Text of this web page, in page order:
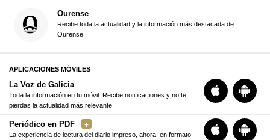
Ourense
Recibe toda la actualidad y la información más destacada de
Ourense
APLICACIONES MÓVILES
La Voz de Galicia
Toda la información en tu móvil. Recibe notificaciones y no te
pierdas la actualidad más relevante
Periódico en PDF
La experiencia de lectura del diario impreso, ahora, en formato